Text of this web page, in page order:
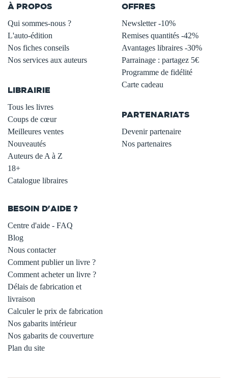
À PROPOS
Qui sommes-nous ?
L'auto-édition
Nos fiches conseils
Nos services aux auteurs
LIBRAIRIE
Tous les livres
Coups de cœur
Meilleures ventes
Nouveautés
Auteurs de A à Z
18+
Catalogue libraires
OFFRES
Newsletter -10%
Remises quantités -42%
Avantages libraires -30%
Parrainage : partagez 5€
Programme de fidélité
Carte cadeau
PARTENARIATS
Devenir partenaire
Nos partenaires
BESOIN D'AIDE ?
Centre d'aide - FAQ
Blog
Nous contacter
Comment publier un livre ?
Comment acheter un livre ?
Délais de fabrication et
livraison
Calculer le prix de fabrication
Nos gabarits intérieur
Nos gabarits de couverture
Plan du site